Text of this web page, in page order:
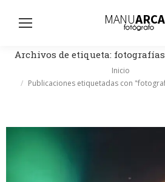
Archivos de etiqueta:
Inicio
Publicaciones etiquetadas con